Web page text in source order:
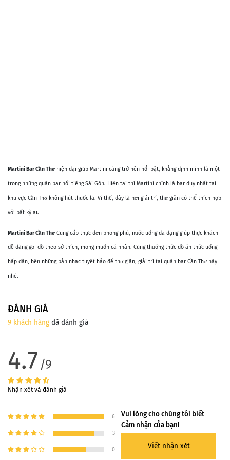
Martini Bar Cần Thơ hiện đại giúp Martini càng trở nên nổi bật, khẳng định mình là một
trong những quán bar nổi tiếng Sài Gòn. Hiện tại thì Martini chính là bar duy nhất tại
khu vực Cần Thơ không hút thuốc lá. Vì thế, đây là nơi giải trí, thư giãn có thể thích hợp
với bất kỳ ai.
Martini Bar Cần Thơ Cung cấp thực đơn phong phú, nước uống đa dạng giúp thực khách
dễ dàng gọi đồ theo sở thích, mong muốn cá nhân. Cùng thưởng thức đồ ăn thức uống
hấp dẫn, bên những bản nhạc tuyệt hảo để thư giãn, giải trí tại quán bar Cần Thơ này
nhé.
ĐÁNH GIÁ
9 khách hàng đã đánh giá
4.7/9
Nhận xét và đánh giá
6
3
0
Vui lòng cho chúng tôi biết
Cảm nhận của bạn!
Viết nhận xét